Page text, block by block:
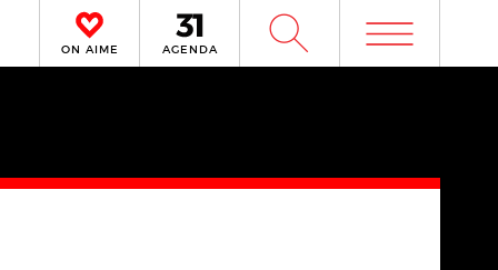
ON AIME AGENDA W m